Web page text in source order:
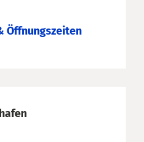
Öffnungszeiten